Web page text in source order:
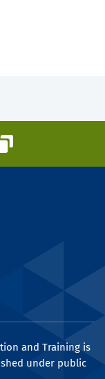
Copy link
and Training is
under public